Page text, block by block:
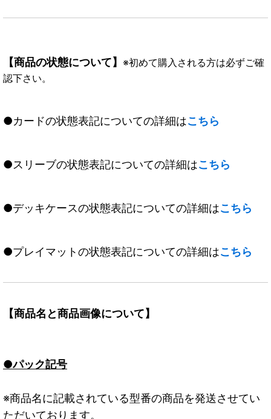
【商品の状態について】 ※初めて購入される方は必ずご確
認下さい。
●カードの状態表記についての詳細はこちら
●スリーブの状態表記についての詳細はこちら
●デッキケースの状態表記についての詳細はこちら
●プレイマットの状態表記についての詳細はこちら
【商品名と商品画像について】
●パック記号
※商品名に記載されている型番の商品を発送させてい
ただいております。